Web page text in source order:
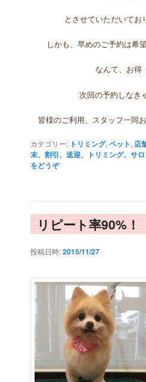
とさせていただいてお
しかも、早めのご予約は希
なんて、お得
次回の予約しなき
皆様のご利用、スタッフ一同
カテゴリー: トリミング, ペット, 店
末、割引、送迎、トリミング、サ
をどうぞ
リピート率90%！
投稿日時:2015/11/27